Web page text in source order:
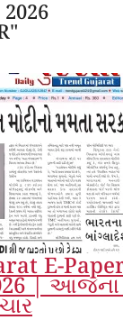
E-
| આજના